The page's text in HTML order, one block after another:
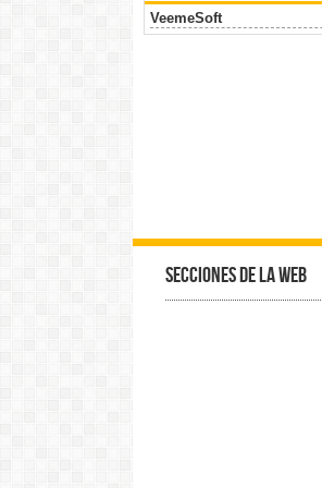
VeemeSoft
Secciones de la web